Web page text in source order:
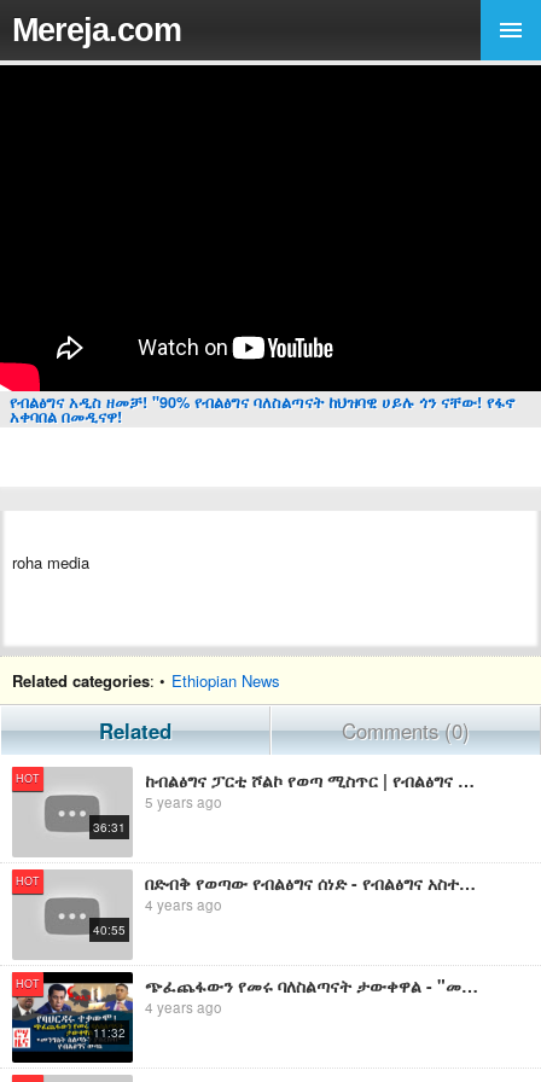
Mereja.com
የብልፅግና አዲስ ዘመቻ! "90% የብልፅግና ባለስልጣናት ከህዝባዊ ሀይሉ ጎን ናቸው! የፋኖ
አቀባበል በመዲናዋ!
roha media
Related categories: • Ethiopian News
Related Comments (0)
HOT
36:31
ከብልፅግና ፓርቲ ሾልኮ የወጣ ሚስጥር | የብልፅግና ከፍተኛ ባለስልጣናት ውዝግብ
5 years ago
HOT
40:55
በድብቅ የወጣው የብልፅግና ሰነድ - የብልፅግና አስተሳሰብ አሁንም ከህወሃት ያልፀዳ ነው
4 years ago
HOT
11:32
ጭፈጨፋውን የመሩ ባለስልጣናት ታውቀዋል - "መንግስት ስልጣኑን ያስረክብ" የብልፅግና ውሳኔ
4 years ago